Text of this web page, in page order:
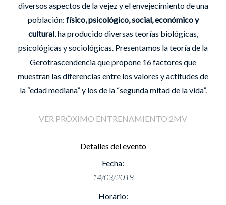
diversos aspectos de la vejez y el envejecimiento de una
población: físico, psicológico, social, económico y
cultural, ha producido diversas teorías biológicas,
psicológicas y sociológicas. Presentamos la teoría de la
Gerotrascendencia que propone 16 factores que
muestran las diferencias entre los valores y actitudes de
la “edad mediana” y los de la “segunda mitad de la vida”.
VER PRÓXIMO ENTRENAMIENTO 2MV
Detalles del evento
Fecha:
14/03/2018
Horario: